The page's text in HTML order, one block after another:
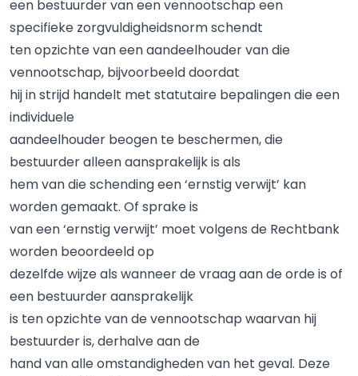
een bestuurder van een vennootschap een
specifieke zorgvuldigheidsnorm schendt
ten opzichte van een aandeelhouder van die
vennootschap, bijvoorbeeld doordat
hij in strijd handelt met statutaire bepalingen die een
individuele
aandeelhouder beogen te beschermen, die
bestuurder alleen aansprakelijk is als
hem van die schending een ‘ernstig verwijt’ kan
worden gemaakt. Of sprake is
van een ‘ernstig verwijt’ moet volgens de Rechtbank
worden beoordeeld op
dezelfde wijze als wanneer de vraag aan de orde is of
een bestuurder aansprakelijk
is ten opzichte van de vennootschap waarvan hij
bestuurder is, derhalve aan de
hand van alle omstandigheden van het geval. Deze